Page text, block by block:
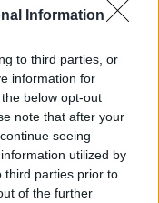
Information
to third parties, or
information for
below opt-out
note that after your
seeing
utilized by
third parties prior to
of the further